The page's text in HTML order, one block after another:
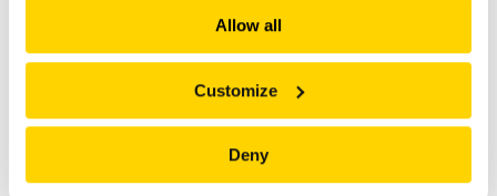
Allow all
Customize
Deny